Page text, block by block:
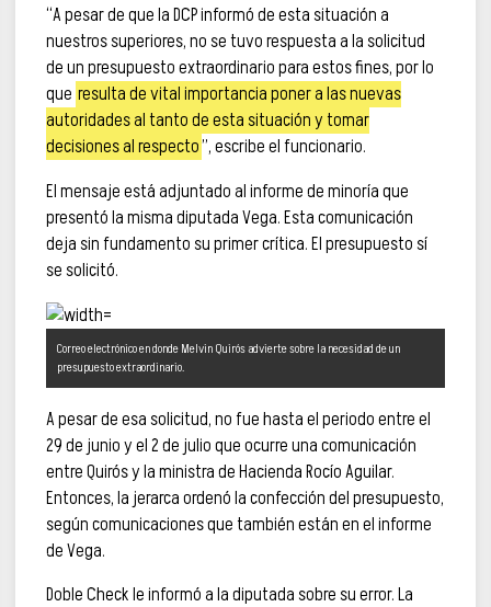
“A pesar de que la DCP informó de esta situación a
nuestros superiores, no se tuvo respuesta a la solicitud
de un presupuesto extraordinario para estos fines, por lo
que resulta de vital importancia poner a las nuevas
autoridades al tanto de esta situación y tomar
decisiones al respecto”, escribe el funcionario.
El mensaje está adjuntado al informe de minoría que
presentó la misma diputada Vega. Esta comunicación
deja sin fundamento su primer crítica. El presupuesto sí
se solicitó.
Correo electrónico en donde Melvin Quirós advierte sobre la necesidad de un
presupuesto extraordinario.
A pesar de esa solicitud, no fue hasta el periodo entre el
29 de junio y el 2 de julio que ocurre una comunicación
entre Quirós y la ministra de Hacienda Rocío Aguilar.
Entonces, la jerarca ordenó la confección del presupuesto,
según comunicaciones que también están en el informe
de Vega.
Doble Check le informó a la diputada sobre su error. La